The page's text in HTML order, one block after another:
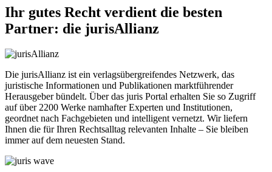
Ihr gutes Recht verdient die besten
Partner: die jurisAllianz
Die jurisAllianz ist ein verlagsübergreifendes Netzwerk, das
juristische Informationen und Publikationen marktführender
Herausgeber bündelt. Über das juris Portal erhalten Sie so Zugriff
auf über 2200 Werke namhafter Experten und Institutionen,
geordnet nach Fachgebieten und intelligent vernetzt. Wir liefern
Ihnen die für Ihren Rechtsalltag relevanten Inhalte – Sie bleiben
immer auf dem neuesten Stand.